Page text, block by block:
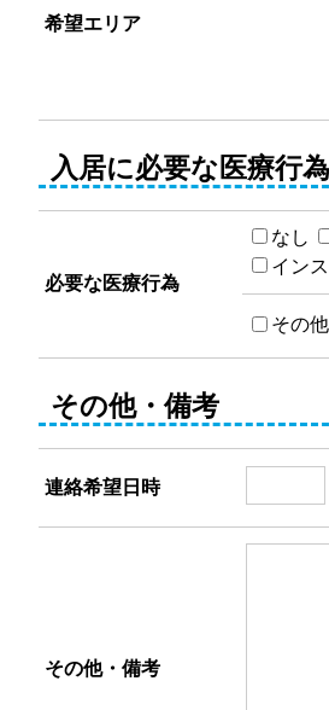
希望エリア
入居に必要な医療行為
必要な医療行為
なし
イン
そ
その他・備考
連絡希望日時
その他・備考